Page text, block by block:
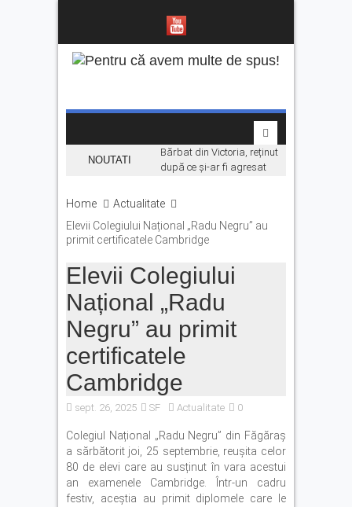
NOUTATI
Bărbat din Victoria, reținut
după ce și-ar fi agresat
zile
Se fac angajări pe șantierul
Makyol DJ104B. Ce se
La Făgăraș, lumina
rămâne aprinsă datorită
investițiilor în energie.
„Economisim deja de ani de
zile”
Autoturism căzut în râul Olt,
reușit să iasă din mașină
Cod Portocaliu de caniculă
lăsați copiii sau animalele
în mașină”
Home
Actualitate
Elevii Colegiului Național „Radu Negru” au
primit certificatele Cambridge
Elevii Colegiului
Național „Radu
Negru” au primit
certificatele
Cambridge
sept. 26, 2025 SF Actualitate 0
Colegiul Național „Radu Negru” din Făgăraș
a sărbătorit joi, 25 septembrie, reușita celor
80 de elevi care au susținut în vara acestui
an examenele Cambridge. Într-un cadru
festiv, aceștia au primit diplomele care le